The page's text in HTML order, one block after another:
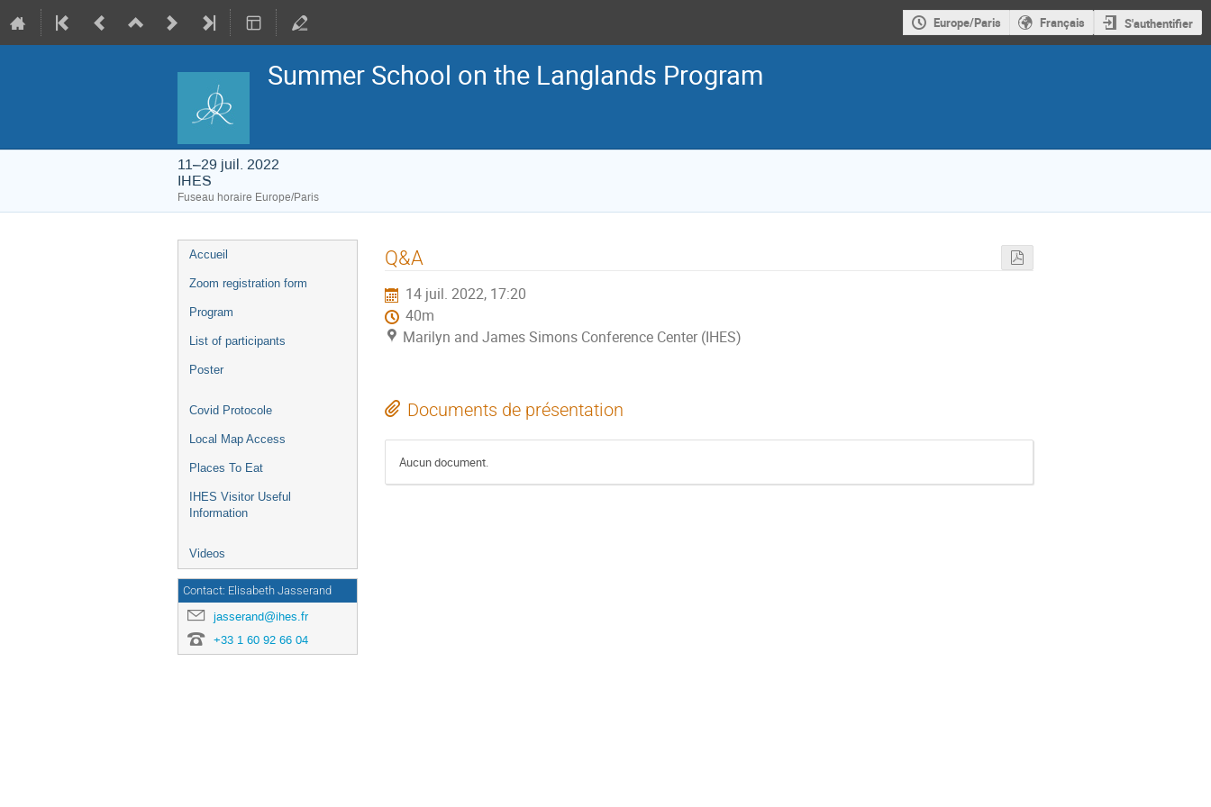
Europe/Paris Français S'authentifier
Summer School on the Langlands Program
11–29 juil. 2022
IHES
Fuseau horaire Europe/Paris
Menu
de
l'événement
Accueil
Zoom registration form
Program
List of participants
Poster
Covid Protocole
Local Map Access
Places To Eat
IHES Visitor Useful
Information
Videos
Contact: Elisabeth Jasserand
jasserand@ihes.fr
+33 1 60 92 66 04
Q&A
14 juil. 2022, 17:20
40m
Marilyn and James Simons Conference Center (IHES)
Documents de présentation
Aucun document.